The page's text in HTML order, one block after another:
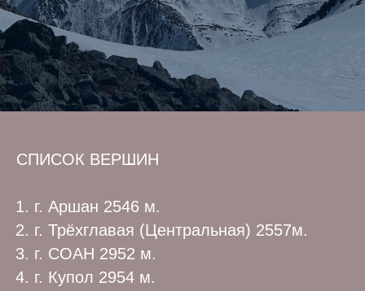
СПИСОК ВЕРШИН
г. Аршан 2546 м.
г. Трёхглавая (Центральная) 2557м.
г. СОАН 2952 м.
г. Купол 2954 м.